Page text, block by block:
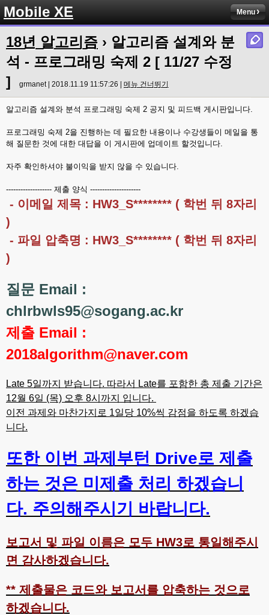
Mobile XE Menu
18년 알고리즘 › 알고리즘 설계와 분
석 - 프로그래밍 숙제 2 [ 11/27 수정
]
grmanet | 2018.11.19 11:57:26 | 메뉴 건너뛰기
알고리즘 설계와 분석 프로그래밍 숙제 2 공지 및 피드백 게시판입니다.
프로그래밍 숙제 2을 진행하는 데 필요한 내용이나 수강생들이 메일을 통
해 질문한 것에 대한 대답을 이 게시판에 업데이트 할것입니다.
자주 확인하셔야 불이익을 받지 않을 수 있습니다.
------------------- 제출 양식 ---------------------
- 이메일 제목 : HW3_S******** ( 학번 뒤 8자리
)
- 파일 압축명 : HW3_S******** ( 학번 뒤 8자리
)
질문 Email :
chlrbwls95@sogang.ac.kr
제출 Email :
2018algorithm@naver.com
Late 5일까지 받습니다. 따라서 Late를 포함한 총 제출 기간은
12월 6일 (목) 오후 8시까지 입니다.
이전 과제와 마찬가지로 1일당 10%씩 감점을 하도록 하겠습
니다.
또한 이번 과제부턴 Drive로 제출
하는 것은 미제출 처리 하겠습니
다. 주의해주시기 바랍니다.
보고서 및 파일 이름은 모두 HW3로 통일해주시
면 감사하겠습니다.
** 제출물은 코드와 보고서를 압축하는 것으로
하겠습니다.